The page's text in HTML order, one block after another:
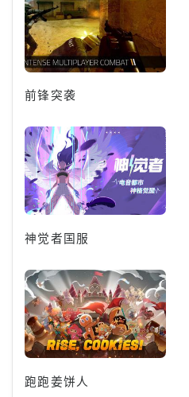
前锋突袭
神觉者国服
跑跑姜饼人